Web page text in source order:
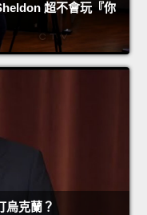
超不會玩『你
烏克蘭？